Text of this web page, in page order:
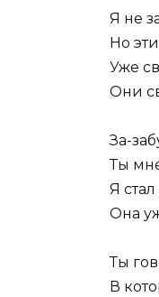
Я не
Но
Уже
Они
За-
Ты
Я
Она
Ты
В